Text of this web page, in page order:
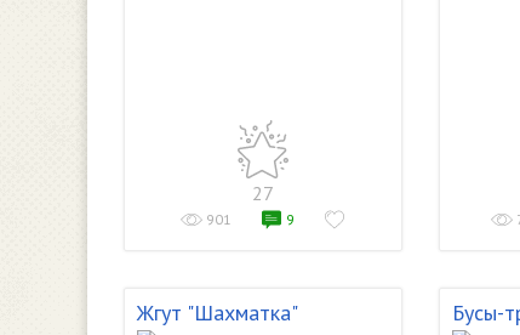
27
901 9
Жгут "Шахматка" Бусы-